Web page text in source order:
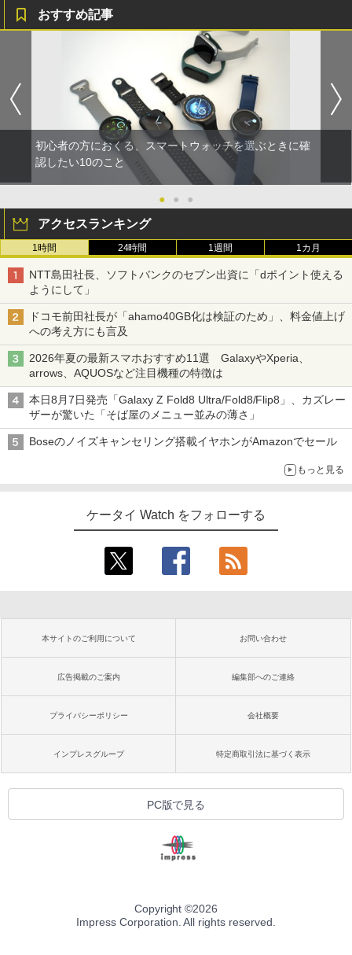
おすすめ記事
初心者の方におくる、スマートウォッチを選ぶときに確
認したい10のこと
● ● ●
アクセスランキング
1時間 24時間 1週間 1カ月
NTT島田社長、ソフトバンクのセブン出資に「dポイント使える
ようにして」
ドコモ前田社長が「ahamo40GB化は検証のため」、料金値上げ
への考え方にも言及
2026年夏の最新スマホおすすめ11選 GalaxyやXperia、
arrows、AQUOSなど注目機種の特徴は
本日8月7日発売「Galaxy Z Fold8 Ultra/Fold8/Flip8」、カズレー
ザーが驚いた「そば屋のメニュー並みの薄さ」
Boseのノイズキャンセリング搭載イヤホンがAmazonでセール
もっと見る
ケータイ Watch をフォローする
本サイトのご利用について お問い合わせ
広告掲載のご案内 編集部へのご連絡
プライバシーポリシー 会社概要
インプレスグループ 特定商取引法に基づく表示
PC版で見る
Copyright ©2026
Impress Corporation. All rights reserved.